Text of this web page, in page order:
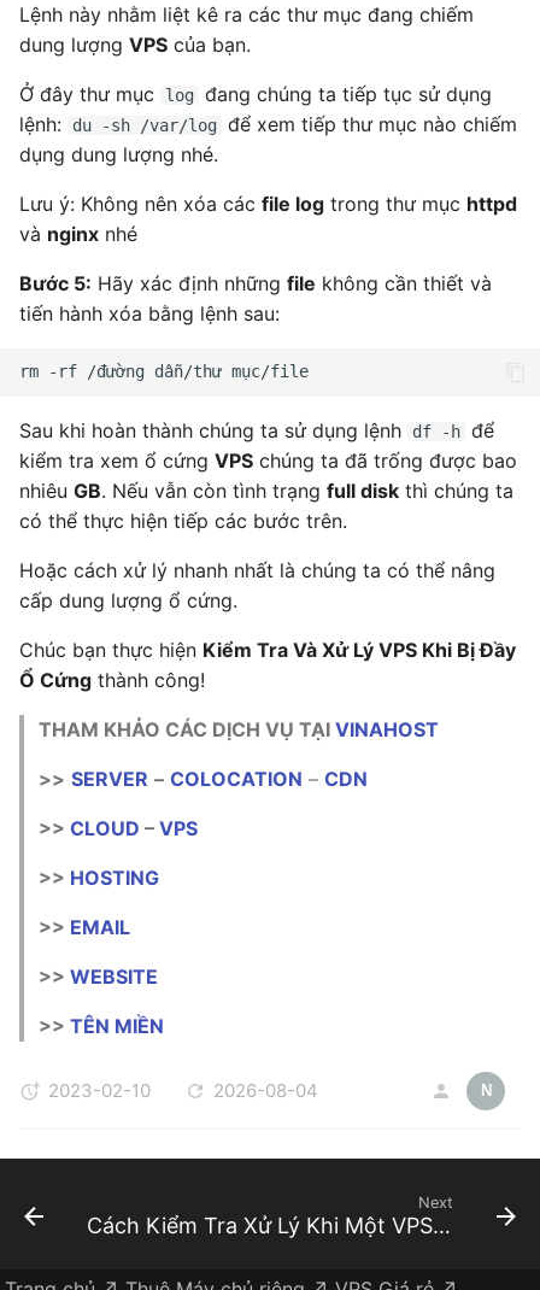
Lệnh này nhằm liệt kê ra các thư mục đang chiếm
dung lượng VPS của bạn.
Ở đây thư mục log đang chúng ta tiếp tục sử dụng
lệnh:
du -sh /var/log để xem tiếp thư mục nào chiếm
dụng dung lượng nhé.
Lưu ý: Không nên xóa các file log trong thư mục httpd
và nginx nhé
Bước 5: Hãy xác định những file không cần thiết và
tiến hành xóa bằng lệnh sau:
Sau khi hoàn thành chúng ta sử dụng lệnh df -h để
kiểm tra xem ổ cứng VPS chúng ta đã trống được bao
nhiêu GB. Nếu vẫn còn tình trạng full disk thì chúng ta
có thể thực hiện tiếp các bước trên.
Hoặc cách xử lý nhanh nhất là chúng ta có thể nâng
cấp dung lượng ổ cứng.
Chúc bạn thực hiện Kiểm Tra Và Xử Lý VPS Khi Bị Đầy
Ổ Cứng thành công!
THAM KHẢO CÁC DỊCH VỤ TẠI VINAHOST
>> SERVER – COLOCATION – CDN
>> CLOUD – VPS
>> HOSTING
>> EMAIL
>> WEBSITE
>> TÊN MIỀN
2023-02-10 2026-08-04 N
Next
Cách Kiểm Tra Xử Lý Khi Một VPS Linux Bị Đầy Ổ Cứng